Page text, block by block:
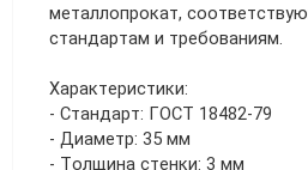
металлопрокат,
стандартам и требованиям.
Характеристики:
- Стандарт: ГОСТ 18482-79
- Диаметр: 35 мм
- Толщина стенки: 3 мм